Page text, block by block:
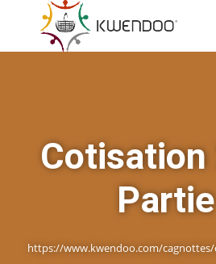
Cotisation
https://www.kwendoo.com/cagnottes/